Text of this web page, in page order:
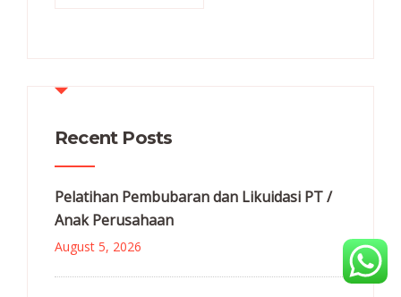
Recent Posts
Pelatihan Pembubaran dan Likuidasi PT /
Anak Perusahaan
August 5, 2026